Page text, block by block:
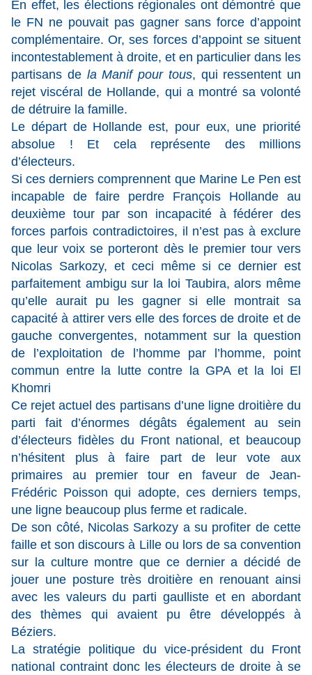
En effet, les élections régionales ont démontré que
le FN ne pouvait pas gagner sans force d’appoint
complémentaire. Or, ses forces d’appoint se situent
incontestablement à droite, et en particulier dans les
partisans de la Manif pour tous, qui ressentent un
rejet viscéral de Hollande, qui a montré sa volonté
de détruire la famille.
Le départ de Hollande est, pour eux, une priorité
absolue ! Et cela représente des millions
d’électeurs.
Si ces derniers comprennent que Marine Le Pen est
incapable de faire perdre François Hollande au
deuxième tour par son incapacité à fédérer des
forces parfois contradictoires, il n’est pas à exclure
que leur voix se porteront dès le premier tour vers
Nicolas Sarkozy, et ceci même si ce dernier est
parfaitement ambigu sur la loi Taubira, alors même
qu’elle aurait pu les gagner si elle montrait sa
capacité à attirer vers elle des forces de droite et de
gauche convergentes, notamment sur la question
de l’exploitation de l’homme par l’homme, point
commun entre la lutte contre la GPA et la loi El
Khomri
Ce rejet actuel des partisans d’une ligne droitière du
parti fait d’énormes dégâts également au sein
d’électeurs fidèles du Front national, et beaucoup
n’hésitent plus à faire part de leur vote aux
primaires au premier tour en faveur de Jean-
Frédéric Poisson qui adopte, ces derniers temps,
une ligne beaucoup plus ferme et radicale.
De son côté, Nicolas Sarkozy a su profiter de cette
faille et son discours à Lille ou lors de sa convention
sur la culture montre que ce dernier a décidé de
jouer une posture très droitière en renouant ainsi
avec les valeurs du parti gaulliste et en abordant
des thèmes qui avaient pu être développés à
Béziers.
La stratégie politique du vice-président du Front
national contraint donc les électeurs de droite à se